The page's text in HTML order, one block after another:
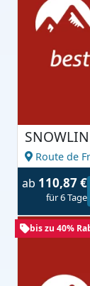
Route de
ab 110,87 €
für 6 Tage
bis zu 40%